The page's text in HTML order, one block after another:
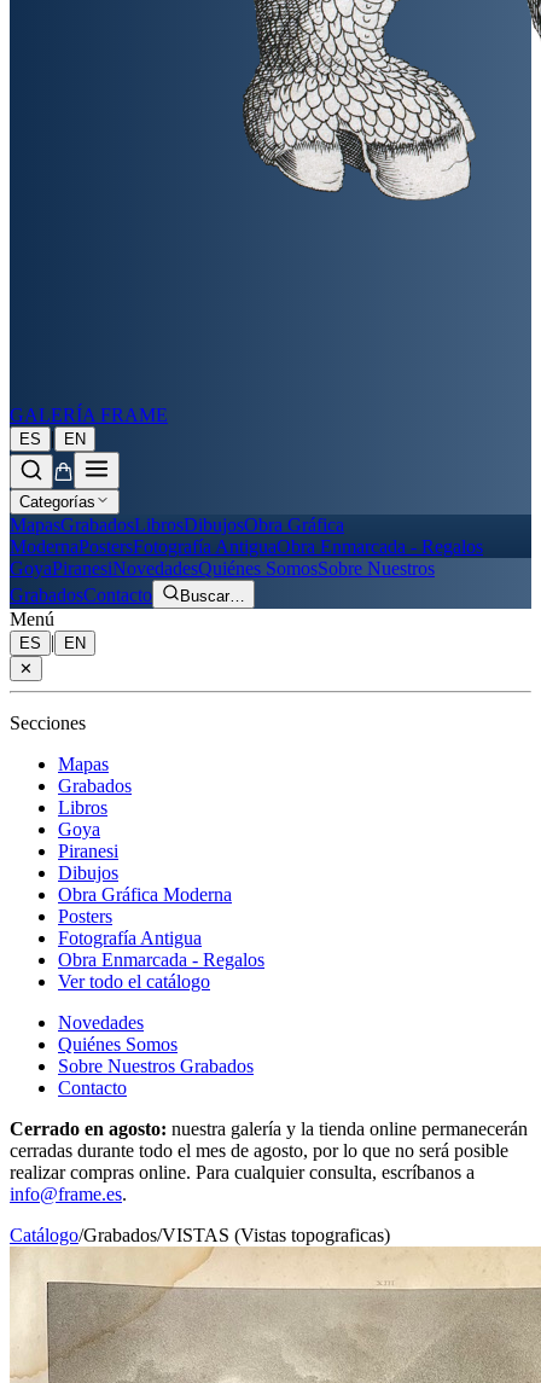
GALERÍA FRAME
ES | EN
Categorías
MapasGrabadosLibrosDibujosObra Gráfica
ModernaPostersFotografía AntiguaObra Enmarcada - Regalos
GoyaPiranesiNovedadesQuiénes SomosSobre Nuestros
GrabadosContacto Buscar…
Menú
ES |
EN
✕
Secciones
Mapas
Grabados
Libros
Goya
Piranesi
Dibujos
Obra Gráfica Moderna
Posters
Fotografía Antigua
Obra Enmarcada - Regalos
Ver todo el catálogo
Novedades
Quiénes Somos
Sobre Nuestros Grabados
Contacto
Cerrado en agosto: nuestra galería y la tienda online permanecerán
cerradas durante todo el mes de agosto, por lo que no será posible
realizar compras online. Para cualquier consulta, escríbanos a
info@frame.es.
Catálogo/Grabados/VISTAS (Vistas topograficas)